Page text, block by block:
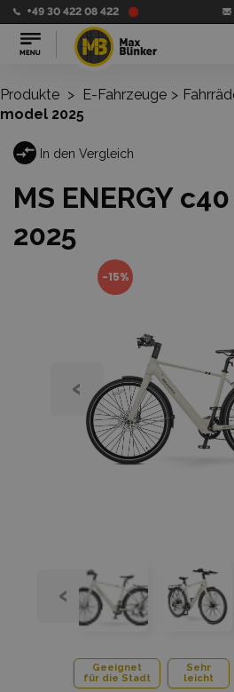
+49 30 422 08 422
Produkte > E-Fahrzeuge >
model 2025
In den Vergleich
MS ENERGY
2025
-15%
‹
‹
Geeignet
für die Stadt
Sehr
leicht